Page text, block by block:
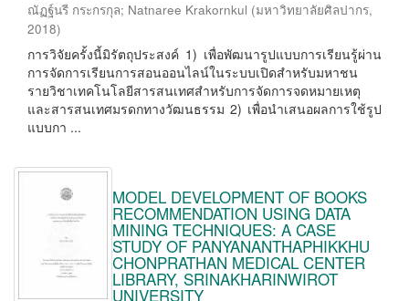
ณัฏฐ์นรี กระกรกุล; Natnaree Krakornkul (มหาวิทยาลัยศิลปากร,
2018)
การวิจัยครั้งนี้มิรัตถุประสงค์ 1) เพื่อพัฒนารูปแบบการเรียนรู้ผ่าน
การจัดการเรียนการสอนออนไลน์ในระบบเปิดสำหรับมหาชน
รายวิชาเทคโนโลยีสารสนเทศสำหรับการจัดการจดหมายเหตุ
และสารสนเทศมรดกทางวัฒนธรรม 2) เพื่อนำเสนอผลการใช้รูป
แบบกา ...
MODEL DEVELOPMENT OF BOOKS
RECOMMENDATION USING DATA
MINING TECHNIQUES: A CASE
STUDY OF PANYANANTHAPHIKKHU
CHONPRATHAN MEDICAL CENTER
LIBRARY, SRINAKHARINWIROT
UNIVERSITY